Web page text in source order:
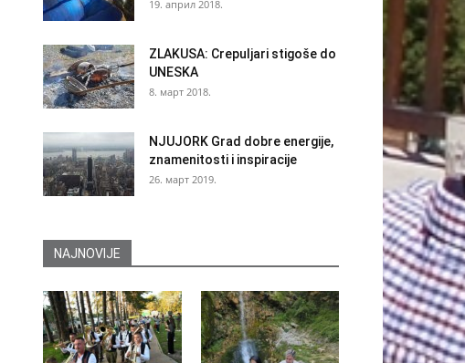
19. април 2018.
ZLAKUSA: Crepuljari stigoše do
UNESKA
8. март 2018.
NJUJORK Grad dobre energije,
znamenitosti i inspiracije
26. март 2019.
NAJNOVIJE